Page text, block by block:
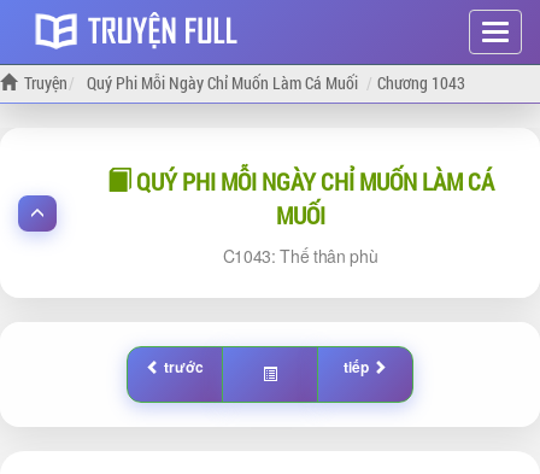
Hiện
menu
Truyện Quý Phi Mỗi Ngày Chỉ Muốn Làm Cá Muối Chương 1043
QUÝ PHI MỖI NGÀY CHỈ MUỐN LÀM CÁ
MUỐI
1043: Thế thân phù
trước tiếp